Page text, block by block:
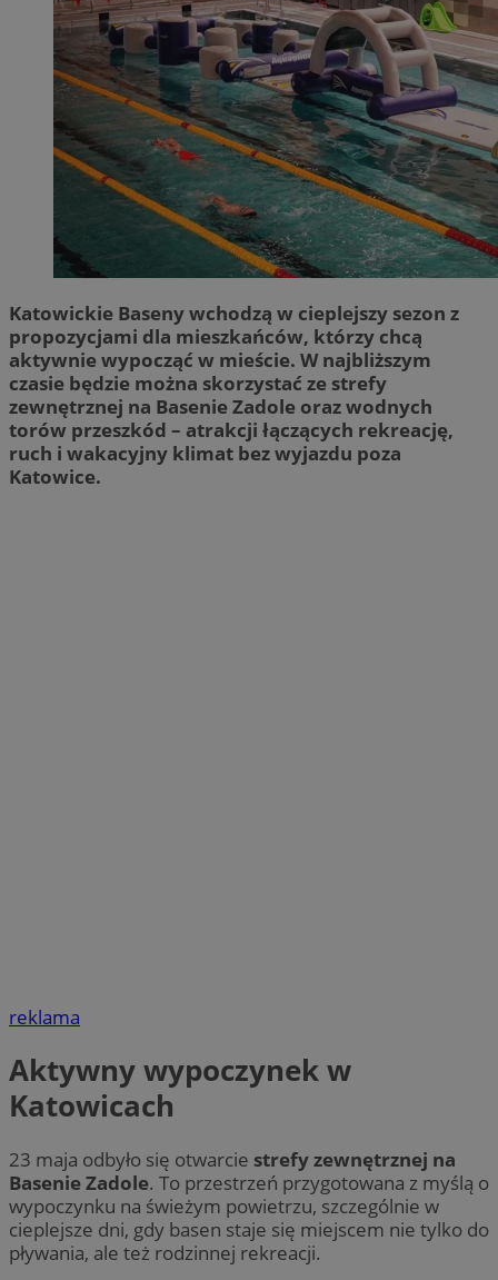
Katowickie Baseny wchodzą w cieplejszy sezon z
propozycjami dla mieszkańców, którzy chcą
aktywnie wypocząć w mieście. W najbliższym
czasie będzie można skorzystać ze strefy
zewnętrznej na Basenie Zadole oraz wodnych
torów przeszkód – atrakcji łączących rekreację,
ruch i wakacyjny klimat bez wyjazdu poza
Katowice.
reklama
Aktywny wypoczynek w
Katowicach
23 maja odbyło się otwarcie strefy zewnętrznej na
Basenie Zadole. To przestrzeń przygotowana z myślą o
wypoczynku na świeżym powietrzu, szczególnie w
cieplejsze dni, gdy basen staje się miejscem nie tylko do
pływania, ale też rodzinnej rekreacji.